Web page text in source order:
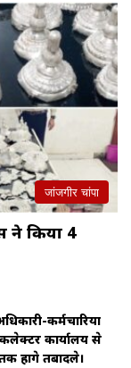
जांजगीर चांपा
ने किया 4
कर्मचारियों
कार्यालय से
होंगे तबादले।